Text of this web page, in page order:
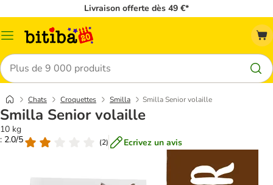
Livraison offerte dès 49 €*
Menu
Rechercher
Chats Croquettes Smilla Smilla Senior volaille
Smilla Senior volaille
10 kg
: 2.0/5
(2) Ecrivez un avis